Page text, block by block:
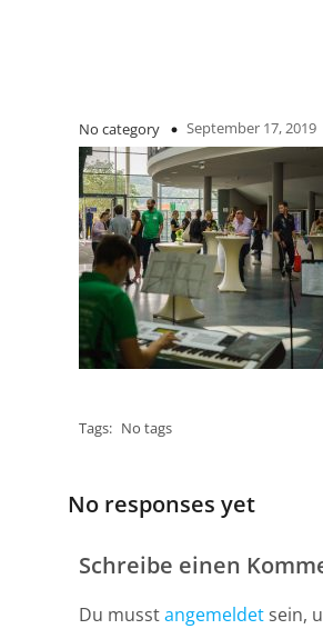
No category September 17, 2019
Tags: No tags
No responses yet
Schreibe einen
Du musstangemeldet sein,